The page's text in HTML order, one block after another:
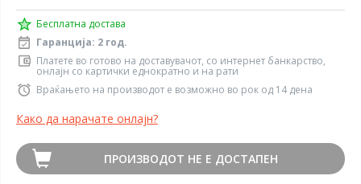
Бесплатна достава
Гаранција: 2 год.
Платете во готово на доставувачот, со интернет банкарство,
онлајн со картички еднократно и на рати
Враќањето на производот е возможно во рок од 14 дена
Како да нарачате онлајн?
ПРОИЗВОДОТ НЕ Е ДОСТАПЕН